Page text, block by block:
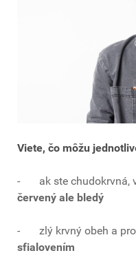
Viete, čo môžu
- ak ste chudokrvná,
červený ale bledý
- zlý krvný obeh a
sfialovením